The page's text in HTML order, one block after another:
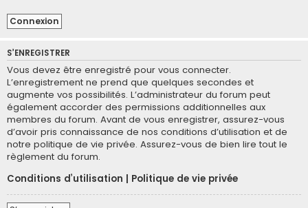
S’ENREGISTRER
Vous devez être enregistré pour vous connecter.
L’enregistrement ne prend que quelques secondes et
augmente vos possibilités. L’administrateur du forum peut
également accorder des permissions additionnelles aux
membres du forum. Avant de vous enregistrer, assurez-vous
d’avoir pris connaissance de nos conditions d’utilisation et de
notre politique de vie privée. Assurez-vous de bien lire tout le
règlement du forum.
Conditions d’utilisation | Politique de vie privée